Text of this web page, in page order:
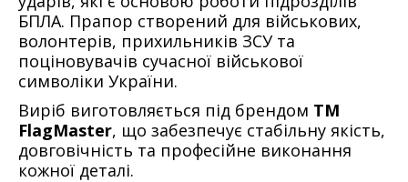
БПЛА. Прапор створений для військових,
волонтерів, прихильників ЗСУ та
поціновувачів сучасної військової
символіки України.
Виріб виготовляється під брендом ТМ
FlagMaster, що забезпечує стабільну якість,
довговічність та професійне виконання
кожної деталі.